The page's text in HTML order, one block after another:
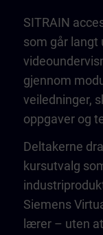
SITRAIN
som går langt
gjennom
veiledninger,
oppgaver og
Deltakerne
kursutvalg
Siemens
lærer – uten